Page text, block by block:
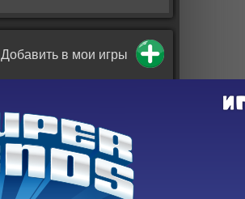
Добавить в мои игры